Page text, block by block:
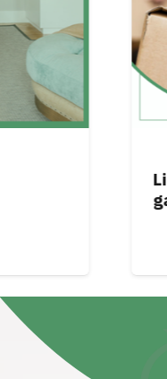
ganancial